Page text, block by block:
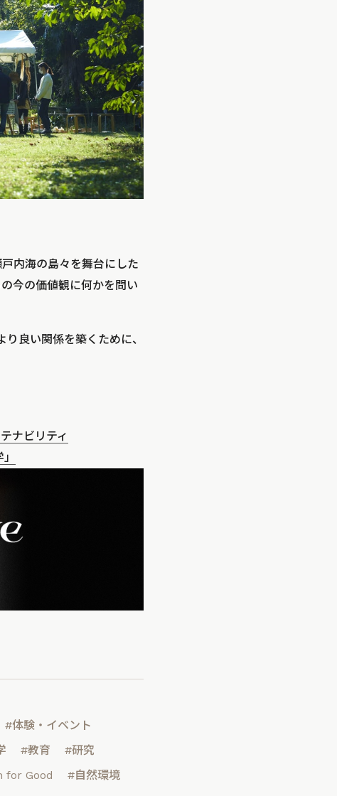
内海の島々を舞台にした
今の価値観に何かを問い
良い関係を築くために、
ナビリティ
#体験・イベント
#教育
#研究
for Good
#自然環境